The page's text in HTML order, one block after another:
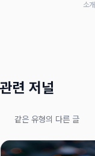
소개
관련 저널
같은 유형의 다른 글